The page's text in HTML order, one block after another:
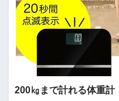
200㎏まで計れる体重計